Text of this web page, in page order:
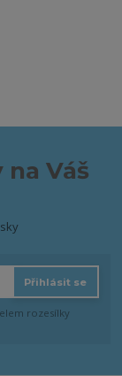
na Váš
Přihlásit se
rozesílky